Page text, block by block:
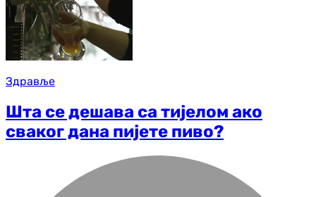
Здравље
Шта се дешава са тијелом ако
сваког дана пијете пиво?